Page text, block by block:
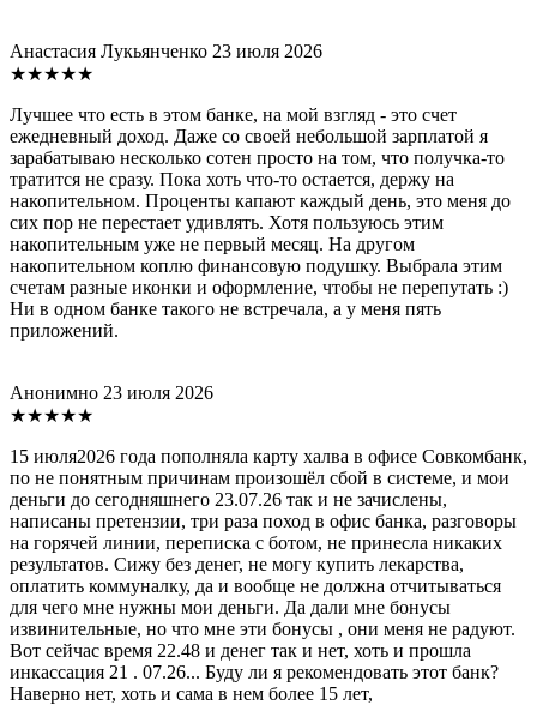
Анастасия Лукьянченко 23 июля 2026
★★★★★
Лучшее что есть в этом банке, на мой взгляд - это счет
ежедневный доход. Даже со своей небольшой зарплатой я
зарабатываю несколько сотен просто на том, что получка-то
тратится не сразу. Пока хоть что-то остается, держу на
накопительном. Проценты капают каждый день, это меня до
сих пор не перестает удивлять. Хотя пользуюсь этим
накопительным уже не первый месяц. На другом
накопительном коплю финансовую подушку. Выбрала этим
счетам разные иконки и оформление, чтобы не перепутать :)
Ни в одном банке такого не встречала, а у меня пять
приложений.
Анонимно 23 июля 2026
★★★★★
15 июля2026 года пополняла карту халва в офисе Совкомбанк,
по не понятным причинам произошёл сбой в системе, и мои
деньги до сегодняшнего 23.07.26 так и не зачислены,
написаны претензии, три раза поход в офис банка, разговоры
на горячей линии, переписка с ботом, не принесла никаких
результатов. Сижу без денег, не могу купить лекарства,
оплатить коммуналку, да и вообще не должна отчитываться
для чего мне нужны мои деньги. Да дали мне бонусы
извинительные, но что мне эти бонусы , они меня не радуют.
Вот сейчас время 22.48 и денег так и нет, хоть и прошла
инкассация 21 . 07.26... Буду ли я рекомендовать этот банк?
Наверно нет, хоть и сама в нем более 15 лет,